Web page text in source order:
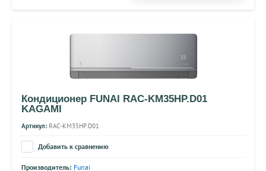
Кондиционер FUNAI RAC-KM35HP.D01
KAGAMI
Артикул: RAC-KM35HP.D01
Добавить к сравнению
Производитель: Funai